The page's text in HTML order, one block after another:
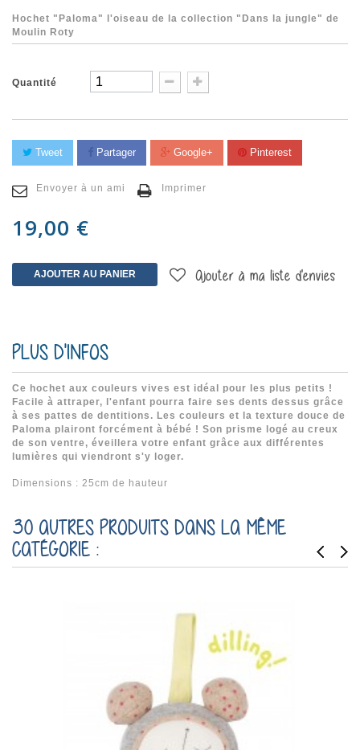
Hochet "Paloma" l'oiseau de la collection "Dans la jungle" de
Moulin Roty
Quantité
Tweet Partager Google+ Pinterest
Envoyer à un ami Imprimer
19,00 €
AJOUTER AU PANIER Ajouter à ma liste d'envies
PLUS D'INFOS
Ce hochet aux couleurs vives est idéal pour les plus petits !
Facile à attraper, l'enfant pourra faire ses dents dessus grâce
à ses pattes de dentitions. Les couleurs et la texture douce de
Paloma plairont forcément à bébé ! Son prisme logé au creux
de son ventre, éveillera votre enfant grâce aux différentes
lumières qui viendront s'y loger.
Dimensions : 25cm de hauteur
30 AUTRES PRODUITS DANS LA MÊME
CATÉGORIE :